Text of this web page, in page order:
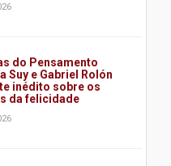
do Pensamento
Suy e Gabriel Rolón
inédito sobre os
da felicidade